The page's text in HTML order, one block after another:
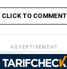
CLICK TO COMMENT
ADVERTISEMENT